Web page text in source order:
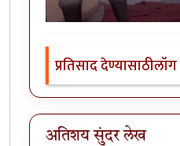
प्रतिसाद देण्यासाठी
अतिशय सुंदर लेख